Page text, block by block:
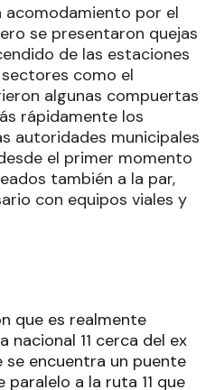
acomodamiento por el
se presentaron quejas
de las estaciones
como el
algunas compuertas
rápidamente los
autoridades municipales
el primer momento
también a la par,
con equipos viales y
que es realmente
11 cerca del ex
encuentra un puente
a la ruta 11 que